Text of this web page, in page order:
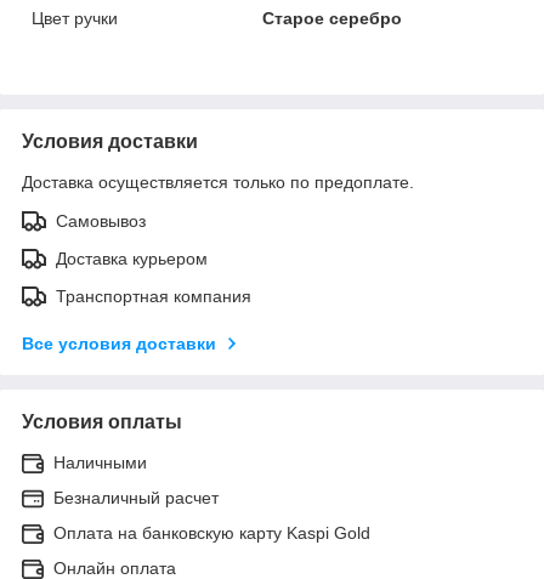
Цвет ручки
Старое серебро
Условия доставки
Доставка осуществляется только по предоплате.
Самовывоз
Доставка курьером
Транспортная компания
Все условия доставки
Условия оплаты
Наличными
Безналичный расчет
Оплата на банковскую карту Kaspi Gold
Онлайн оплата